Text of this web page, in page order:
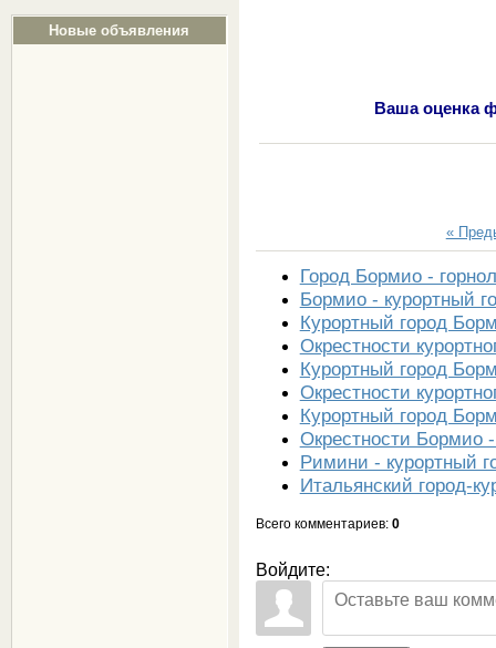
Новые объявления
Ваша оценка
«
Город Бормио -
Бормио - курортный
Курортный город
Окрестности
Курортный город
Окрестности
Курортный город
Окрестности Бормио
Римини - курортный
Итальянский город-
Всего комментариев: 0
Войдите: